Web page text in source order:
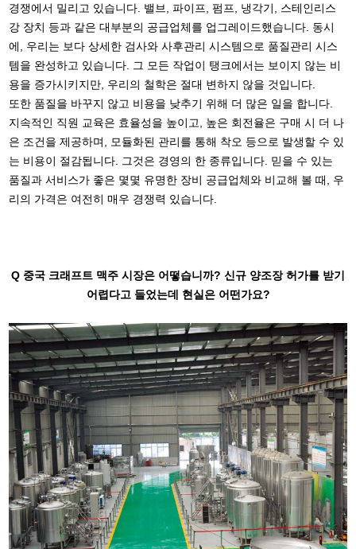
경쟁에서 밀리고 있습니다. 밸브, 파이프, 펌프, 냉각기, 스테인리스
강 장치 등과 같은 대부분의 공급업체를 업그레이드했습니다. 동시
에, 우리는 보다 상세한 검사와 사후관리 시스템으로 품질관리 시스
템을 완성하고 있습니다. 그 모든 작업이 탱크에서는 보이지 않는 비
용을 증가시키지만, 우리의 철학은 절대 변하지 않을 것입니다.
또한 품질을 바꾸지 않고 비용을 낮추기 위해 더 많은 일을 합니다.
지속적인 직원 교육은 효율성을 높이고, 높은 회전율은 구매 시 더 나
은 조건을 제공하며, 모듈화된 관리를 통해 착오 등으로 발생할 수 있
는 비용이 절감됩니다. 그것은 경영의 한 종류입니다. 믿을 수 있는
품질과 서비스가 좋은 몇몇 유명한 장비 공급업체와 비교해 볼 때, 우
리의 가격은 여전히 매우 경쟁력 있습니다.
Q 중국 크래프트 맥주 시장은 어떻습니까? 신규 양조장 허가를 받기
어렵다고 들었는데 현실은 어떤가요?